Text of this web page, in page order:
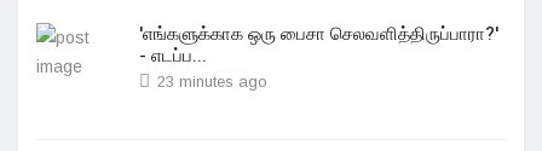
'எங்களுக்காக ஒரு பைசா செலவளித்திருப்பாரா?'
- எடப்ப...
23 minutes ago